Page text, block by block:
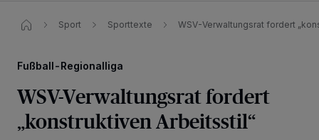
Sport Sporttexte WSV-Verwaltungsrat fordert
Fußball-Regionalliga
WSV-Verwaltungsrat fordert
„konstruktiven Arbeitsstil“